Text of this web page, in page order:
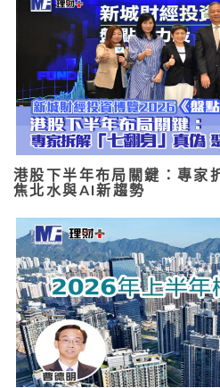
港股下半年布局關鍵：專家
焦北水與AI新趨勢